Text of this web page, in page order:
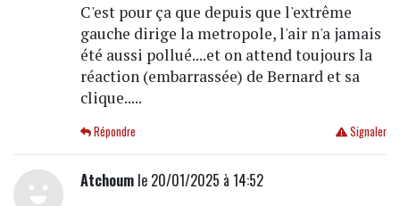
C'est pour ça que depuis que l'extrême
gauche dirige la metropole, l'air n'a jamais
été aussi pollué....et on attend toujours la
réaction (embarrassée) de Bernard et sa
clique.....
Signaler
Répondre
Atchoumle 20/01/2025 à 14:52